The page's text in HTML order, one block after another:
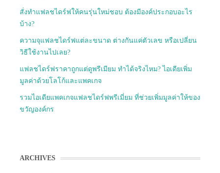
สั่งทำแฟลชไดร์ฟให้คนรุ่นใหม่ชอบ ต้องมีองค์ประกอบอะไร
บ้าง?
ความจุแฟลชไดร์ฟแต่ละขนาด ต่างกันแค่ตัวเลข หรือเปลี่ยน
วิธีใช้งานไปเลย?
แฟลชไดร์ฟราคาถูกแต่ดูพรีเมียม ทำได้จริงไหม? ไอเดียเพิ่ม
มูลค่าด้วยโลโก้และแพคเกจ
รวมไอเดียแพคเกจแฟลชไดร์ฟพรีเมี่ยม ที่ช่วยเพิ่มมูลค่าให้ของ
ขวัญองค์กร
ARCHIVES